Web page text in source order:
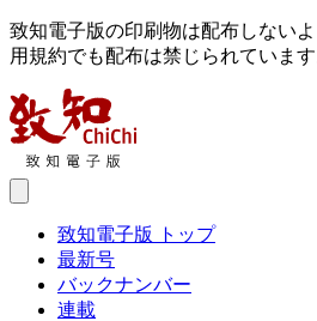
致知電子版の印刷物は配布しない
用規約でも配布は禁じられています
致知電子版 トップ
最新号
バックナンバー
連載